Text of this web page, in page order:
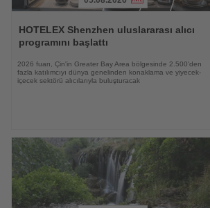
Oku
HOTELEX Shenzhen uluslararası alıcı
programını başlattı
2026 fuarı, Çin'in Greater Bay Area bölgesinde 2.500'den
fazla katılımcıyı dünya genelinden konaklama ve yiyecek-
içecek sektörü alıcılarıyla buluşturacak